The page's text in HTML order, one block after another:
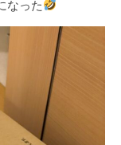
なった